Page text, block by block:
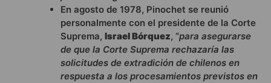
En agosto de 1978, Pinochet se reunió
personalmente con el presidente de la Corte
Suprema, Israel Bórquez, “para asegurarse
de que la Corte Suprema rechazaría las
solicitudes de extradición de chilenos en
respuesta a los procesamientos previstos en